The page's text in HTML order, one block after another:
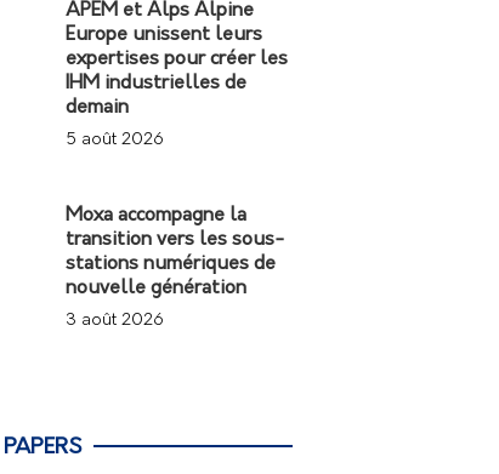
APEM et Alps Alpine
Europe unissent leurs
expertises pour créer les
IHM industrielles de
demain
5 août 2026
Moxa accompagne la
transition vers les sous-
stations numériques de
nouvelle génération
3 août 2026